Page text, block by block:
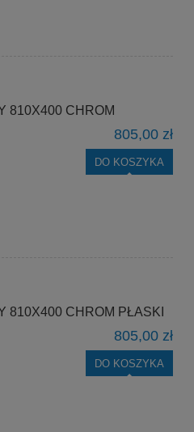
810X400 CHROM
805,00 zł
DO KOSZYKA
810X400 CHROM PŁASKI
805,00 zł
DO KOSZYKA